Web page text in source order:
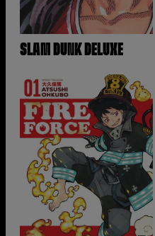
SLAM DUNK DELUXE